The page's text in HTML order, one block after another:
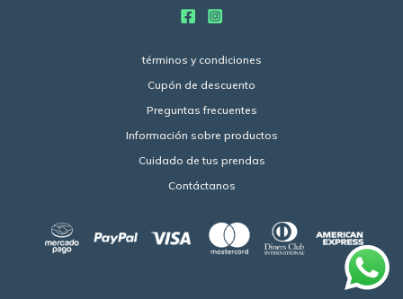
términos y condiciones
Cupón de descuento
Preguntas frecuentes
Información sobre productos
Cuidado de tus prendas
Contáctanos